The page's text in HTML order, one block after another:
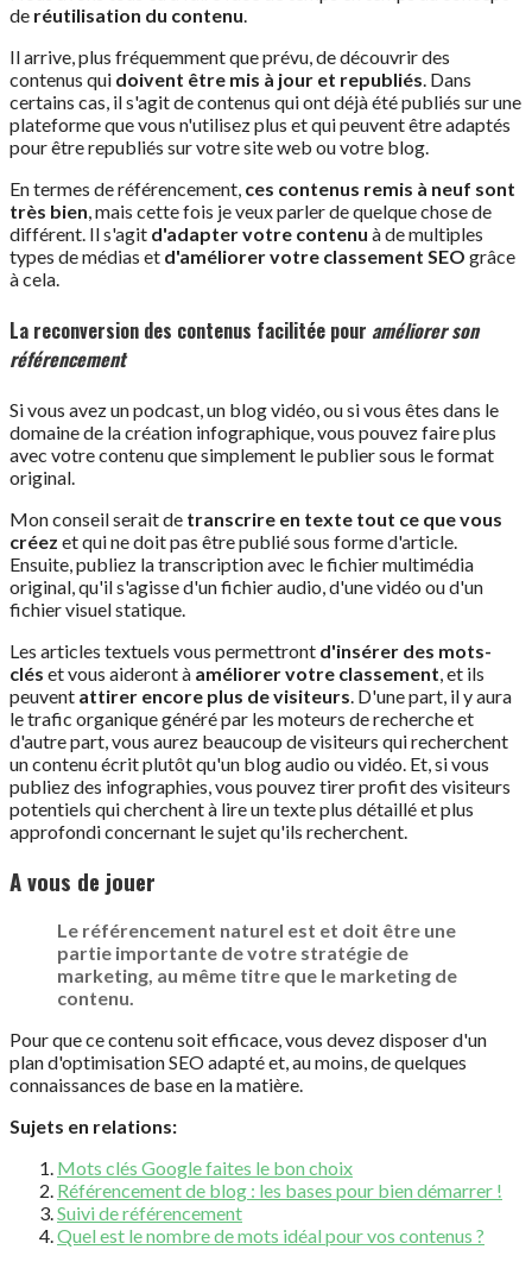
de réutilisation du contenu.
Il arrive, plus fréquemment que prévu, de découvrir des
contenus qui doivent être mis à jour et republiés. Dans
certains cas, il s'agit de contenus qui ont déjà été publiés sur une
plateforme que vous n'utilisez plus et qui peuvent être adaptés
pour être republiés sur votre site web ou votre blog.
En termes de référencement, ces contenus remis à neuf sont
très bien, mais cette fois je veux parler de quelque chose de
différent. Il s'agit d'adapter votre contenu à de multiples
types de médias et d'améliorer votre classement SEO grâce
à cela.
La reconversion des contenus facilitée pour améliorer son
référencement
Si vous avez un podcast, un blog vidéo, ou si vous êtes dans le
domaine de la création infographique, vous pouvez faire plus
avec votre contenu que simplement le publier sous le format
original.
Mon conseil serait de transcrire en texte tout ce que vous
créez et qui ne doit pas être publié sous forme d'article.
Ensuite, publiez la transcription avec le fichier multimédia
original, qu'il s'agisse d'un fichier audio, d'une vidéo ou d'un
fichier visuel statique.
Les articles textuels vous permettront d'insérer des mots-
clés et vous aideront à améliorer votre classement, et ils
peuvent attirer encore plus de visiteurs. D'une part, il y aura
le trafic organique généré par les moteurs de recherche et
d'autre part, vous aurez beaucoup de visiteurs qui recherchent
un contenu écrit plutôt qu'un blog audio ou vidéo. Et, si vous
publiez des infographies, vous pouvez tirer profit des visiteurs
potentiels qui cherchent à lire un texte plus détaillé et plus
approfondi concernant le sujet qu'ils recherchent.
A vous de jouer
Le référencement naturel est et doit être une
partie importante de votre stratégie de
marketing, au même titre que le marketing de
contenu.
Pour que ce contenu soit efficace, vous devez disposer d'un
plan d'optimisation SEO adapté et, au moins, de quelques
connaissances de base en la matière.
Sujets en relations:
Mots clés Google faites le bon choix
Référencement de blog : les bases pour bien démarrer !
Suivi de référencement
Quel est le nombre de mots idéal pour vos contenus ?